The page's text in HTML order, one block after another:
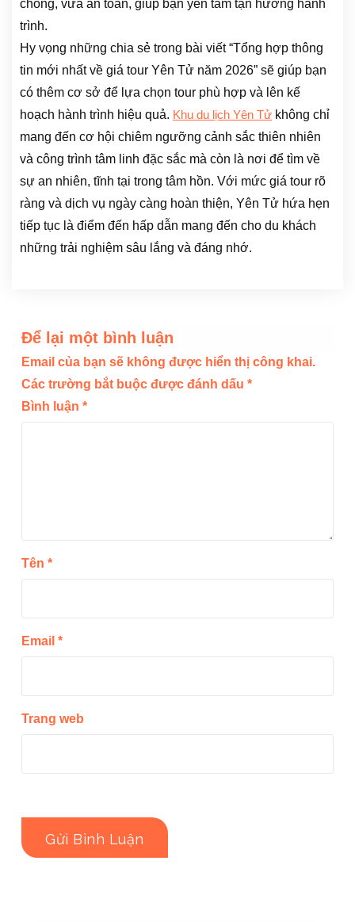
chóng, vừa an toàn, giúp bạn yên tâm tận hưởng hành
trình.
Hy vọng những chia sẻ trong bài viết “Tổng hợp thông
tin mới nhất về giá tour Yên Tử năm 2026” sẽ giúp bạn
có thêm cơ sở để lựa chọn tour phù hợp và lên kế
hoạch hành trình hiệu quả. Khu du lịch Yên Tử không chỉ
mang đến cơ hội chiêm ngưỡng cảnh sắc thiên nhiên
và công trình tâm linh đặc sắc mà còn là nơi để tìm về
sự an nhiên, tĩnh tại trong tâm hồn. Với mức giá tour rõ
ràng và dịch vụ ngày càng hoàn thiện, Yên Tử hứa hẹn
tiếp tục là điểm đến hấp dẫn mang đến cho du khách
những trải nghiệm sâu lắng và đáng nhớ.
Để lại một bình luận
Email của bạn sẽ không được hiển thị công khai.
Các trường bắt buộc được đánh dấu *
Bình luận *
Tên *
Email *
Trang web